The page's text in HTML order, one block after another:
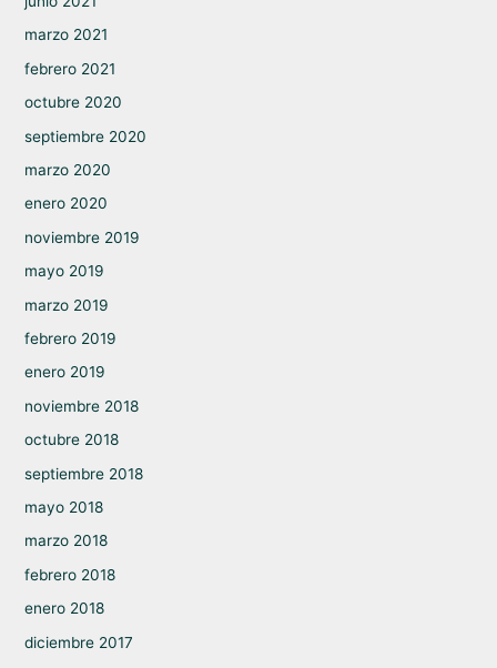
marzo 2021
febrero 2021
octubre 2020
septiembre 2020
marzo 2020
enero 2020
noviembre 2019
mayo 2019
marzo 2019
febrero 2019
enero 2019
noviembre 2018
octubre 2018
septiembre 2018
mayo 2018
marzo 2018
febrero 2018
enero 2018
diciembre 2017